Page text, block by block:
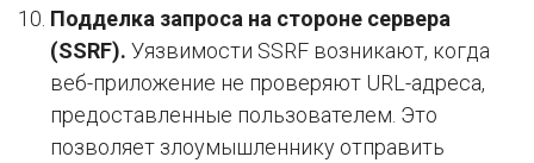
Подделка запроса на стороне сервера
(SSRF). Уязвимости SSRF возникают, когда
веб-приложение не проверяют URL-адреса,
предоставленные пользователем. Это
позволяет злоумышленнику отправить
Я согласен на обработкуперсональных данных
Я согласен получать полезную рассылку
Отправить